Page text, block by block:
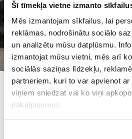
Šī tīmekļa vietne izmanto
Mēs izmantojam sīkfailus, lai
reklāmas, nodrošinātu sociālo
un analizētu mūsu datplūsmu.
izmantojat mūsu vietni, mēs arī
sociālās saziņas līdzekļu,
partneriem, kuri to var apvienot
viņiem sniedzat vai ko viņi
pakalpojumus.
Познакомьтесь с новым
записывайтесь на тест-